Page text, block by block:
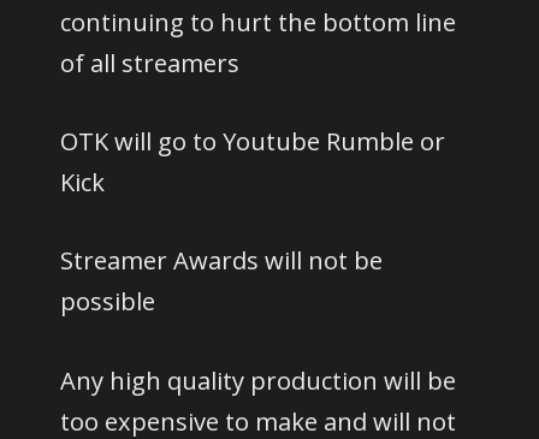
continuing to hurt the bottom line
of all streamers
OTK will go to Youtube Rumble or
Kick
Streamer Awards will not be
possible
Any high quality production will be
too expensive to make and will not